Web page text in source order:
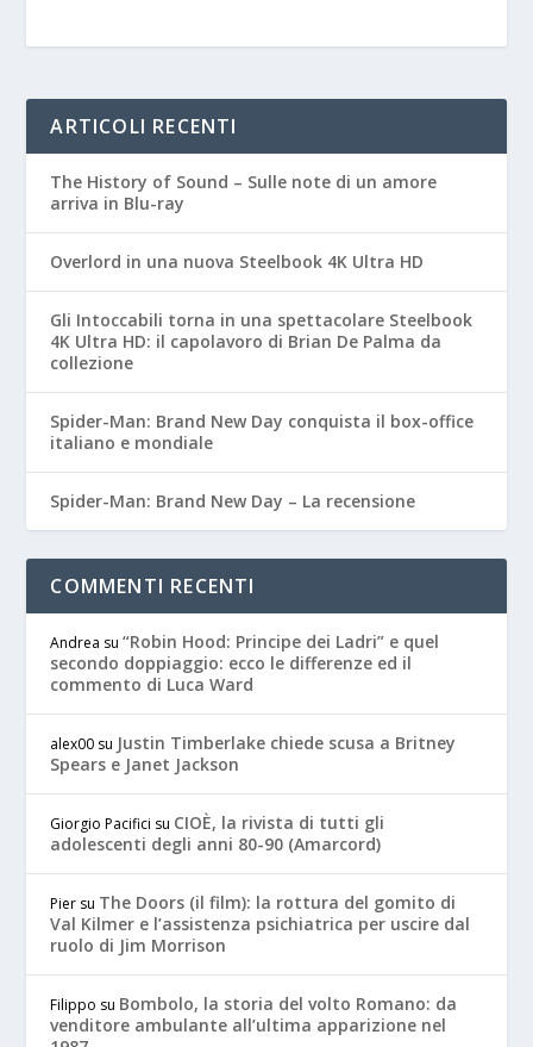
ARTICOLI RECENTI
The History of Sound – Sulle note di un amore
arriva in Blu-ray
Overlord in una nuova Steelbook 4K Ultra HD
Gli Intoccabili torna in una spettacolare Steelbook
4K Ultra HD: il capolavoro di Brian De Palma da
collezione
Spider-Man: Brand New Day conquista il box-office
italiano e mondiale
Spider-Man: Brand New Day – La recensione
COMMENTI RECENTI
Andrea su“Robin Hood: Principe dei Ladri” e quel
secondo doppiaggio: ecco le differenze ed il
commento di Luca Ward
alex00 su Justin Timberlake chiede scusa a Britney
Spears e Janet Jackson
Giorgio Pacifici su CIOÈ, la rivista di tutti gli
adolescenti degli anni 80-90 (Amarcord)
Pier su The Doors (il film): la rottura del gomito di
Val Kilmer e l’assistenza psichiatrica per uscire dal
ruolo di Jim Morrison
Filippo su Bombolo, la storia del volto Romano: da
venditore ambulante all’ultima apparizione nel